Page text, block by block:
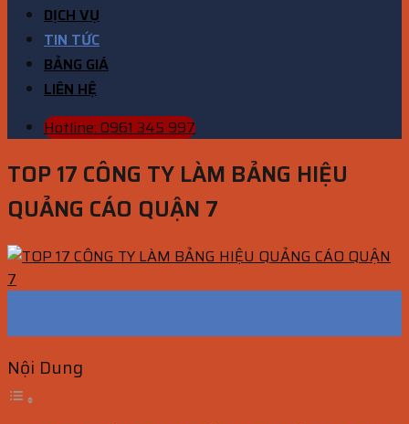
DỊCH VỤ
TIN TỨC
BẢNG GIÁ
LIÊN HỆ
Hotline: 0961 345 997
TOP 17 CÔNG TY LÀM BẢNG HIỆU
QUẢNG CÁO QUẬN 7
Nội Dung